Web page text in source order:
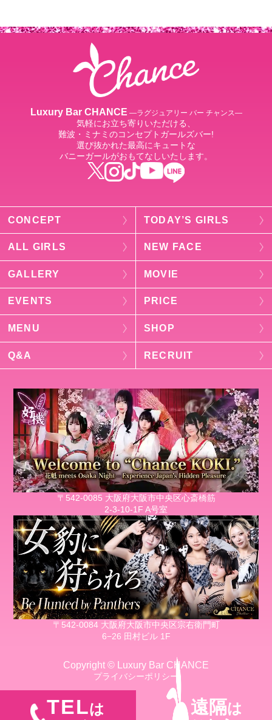
TELは
遠隔は
Luxury Bar CHANCE ―ラグジュアリー バー チャンス―
気軽にお立ち寄りいただける、
難波・ミナミのコンセプトガールズバー!
選び抜かれた最高にキュートな
バニーガールがおもてなしいたします。
CONCEPT TODAY’S GIRLS
ALL GIRLS NEW FACE
GALLERY MOVIE
EVENTS PRICE
MENU SHOP
Q&A RECRUIT
〒542-0085 大阪府大阪市中央区心斎橋筋
2-3-10-1F A号室
〒542-0084 大阪府大阪市中央区宗右衛門町
6−26 田村ビル 1F
Copyright © Luxury Bar CHANCE
プライバシーポリシー